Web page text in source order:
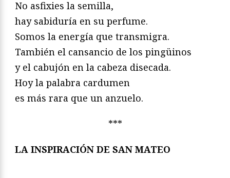
No asfixies la semilla,
hay sabiduría en su perfume.
Somos la energía que transmigra.
También el cansancio de los pingüinos
y el cabujón en la cabeza disecada.
Hoy la palabra cardumen
es más rara que un anzuelo.
***
LA INSPIRACIÓN DE SAN MATEO